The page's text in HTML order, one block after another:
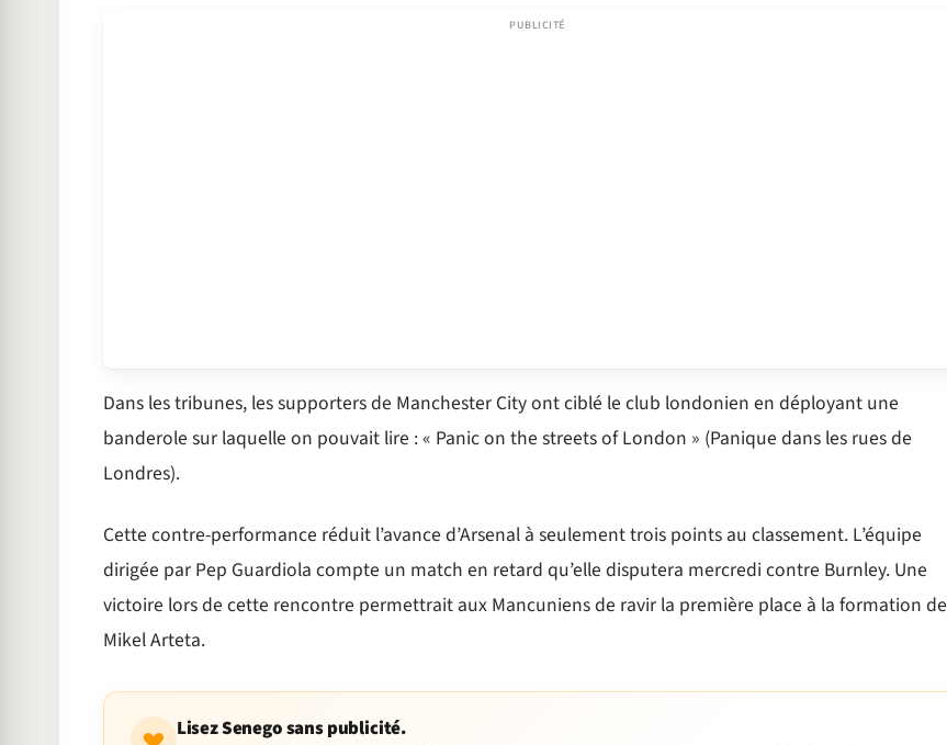
Dans les tribunes, les supporters de Manchester City ont ciblé le club londonien en déployant une
banderole sur laquelle on pouvait lire : « Panic on the streets of London » (Panique dans les rues de
Londres).
Cette contre-performance réduit l’avance d’Arsenal à seulement trois points au classement. L’équipe
dirigée par Pep Guardiola compte un match en retard qu’elle disputera mercredi contre Burnley. Une
victoire lors de cette rencontre permettrait aux Mancuniens de ravir la première place à la formation de
Mikel Arteta.
Lisez Senego sans publicité.